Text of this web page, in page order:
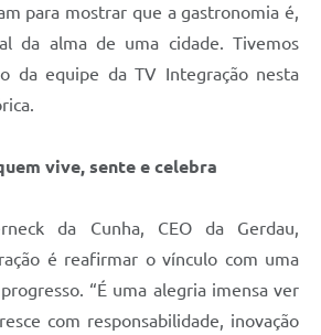
para mostrar que a gastronomia é,
da alma de uma cidade. Tivemos
da equipe da TV Integração nesta
vive, sente e celebra
da Cunha, CEO da Gerdau,
é reafirmar o vínculo com uma
“É uma alegria imensa ver
com responsabilidade, inovação